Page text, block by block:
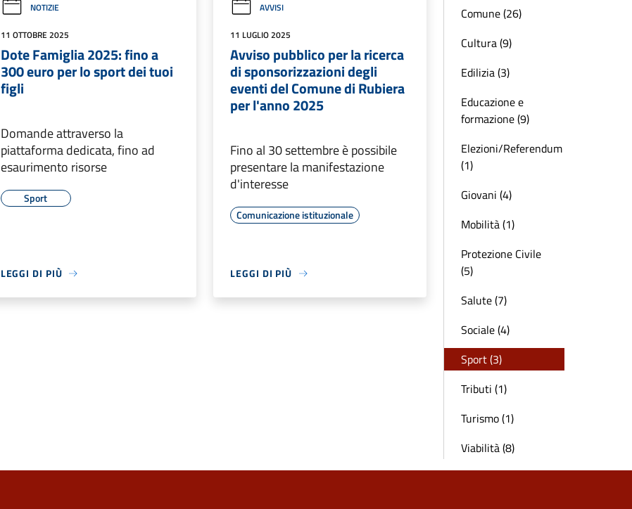
NOTIZIE
11 OTTOBRE 2025
Dote Famiglia 2025: fino a
300 euro per lo sport dei tuoi
figli
Domande attraverso la
piattaforma dedicata, fino ad
esaurimento risorse
Sport
LEGGI DI PIÙ
AVVISI
11 LUGLIO 2025
Avviso pubblico per la ricerca
di sponsorizzazioni degli
eventi del Comune di Rubiera
per l'anno 2025
Fino al 30 settembre è possibile
presentare la manifestazione
d'interesse
Comunicazione istituzionale
LEGGI DI PIÙ
Comune (26)
Cultura (9)
Edilizia (3)
Educazione e
formazione (9)
Elezioni/Referendum
(1)
Giovani (4)
Mobilità (1)
Protezione Civile
(5)
Salute (7)
Sociale (4)
Sport (3)
Tributi (1)
Turismo (1)
Viabilità (8)